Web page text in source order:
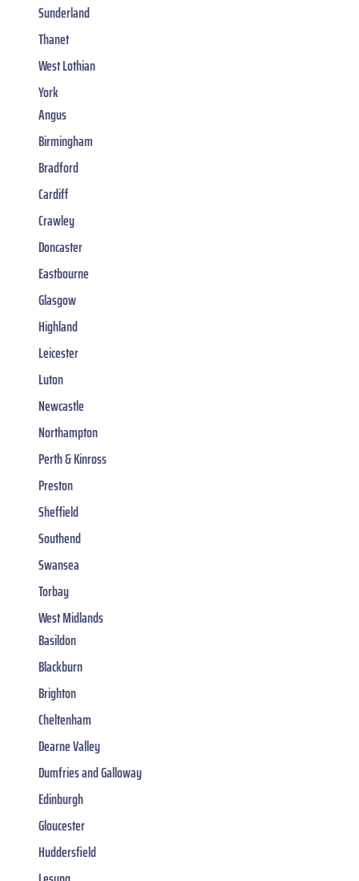
Sunderland
Thanet
West Lothian
York
Angus
Birmingham
Bradford
Cardiff
Crawley
Doncaster
Eastbourne
Glasgow
Highland
Leicester
Luton
Newcastle
Northampton
Perth & Kinross
Preston
Sheffield
Southend
Swansea
Torbay
West Midlands
Basildon
Blackburn
Brighton
Cheltenham
Dearne Valley
Dumfries and Galloway
Edinburgh
Gloucester
Huddersfield